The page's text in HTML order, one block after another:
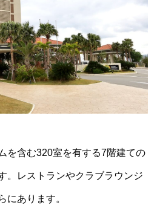
を含む320室を有する7階建ての
。レストランやクラブラウンジ
にあります。